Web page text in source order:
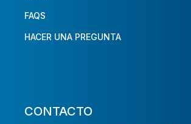
FAQS
HACER UNA PREGUNTA
CONTACTO